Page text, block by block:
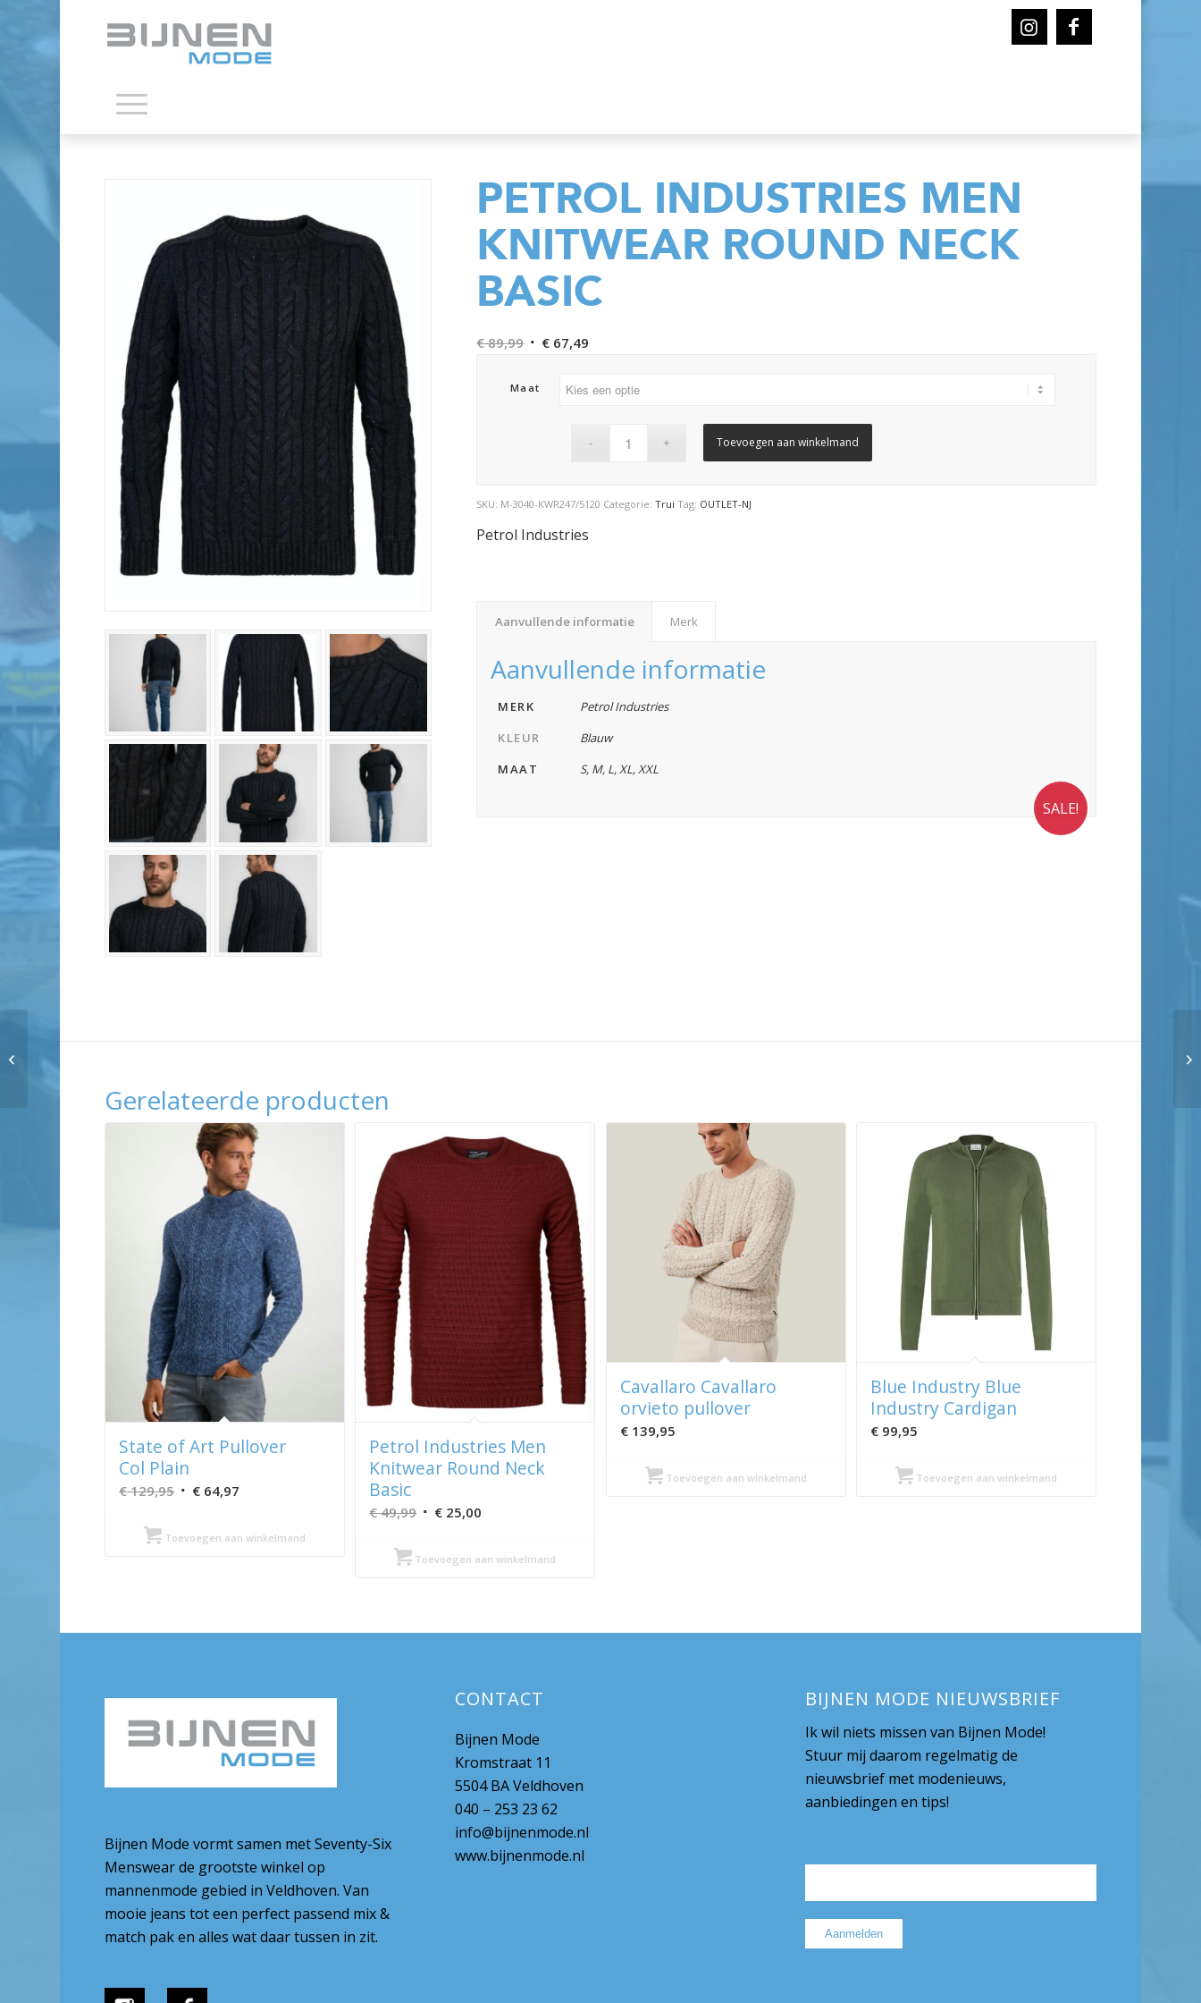
SALE!
PETROL INDUSTRIES MEN
KNITWEAR ROUND NECK
BASIC
€89,99 Oorspronkelijke
was:
€ 67,49
is:
Maat
Toevoegen aan winkelmand
SKU: M-3040-KWR247/5120 Categorie:Trui Tag: OUTLET-NJ
Petrol Industries
Aanvullende informatie Merk
Aanvullende informatie
MERK
Petrol Industries
KLEUR
Blauw
MAAT
S, M, L,XL,XXL
Gerelateerde producten
State of Art Pullover
Col Plain
€129,95 Oorspronkelijke
€ 64,97
Toevoegen aan winkelmand
Petrol Industries Men
Knitwear Round Neck
Basic
€49,99 Oorspronkelijke
was:
€ 25,00
Toevoegen aan winkelmand
Cavallaro Cavallaro
orvieto pullover
€139,95
Toevoegen aan winkelmand
Blue Industry Blue
Industry Cardigan
€99,95
Toevoegen aan winkelmand
Bijnen Mode vormt samen met Seventy-Six
Menswear de grootste winkel op
mannenmode gebied in Veldhoven. Van
mooie jeans tot een perfect passend mix &
match pak en alles wat daar tussen in zit.
CONTACT
Bijnen Mode
Kromstraat 11
5504 BA Veldhoven
040 – 253 23 62
info@bijnenmode.nl
www.bijnenmode.nl
BIJNEN MODE NIEUWSBRIEF
Ik wil niets missen van Bijnen Mode!
Stuur mij daarom regelmatig de
nieuwsbrief met modenieuws,
aanbiedingen en tips!
Knitwear Collar